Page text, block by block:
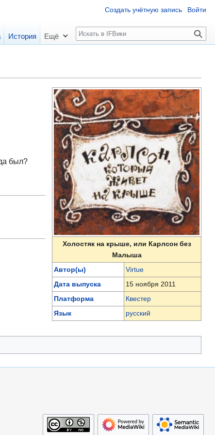
Холостяк на крыше, или Карлсон без
Малыша
Автор(ы)
Virtue
Дата выпуска
15 ноября 2011
Платформа
Квестер
Язык
русский
был?
Создать учётную запись Войти
История Ещё
П
о
к